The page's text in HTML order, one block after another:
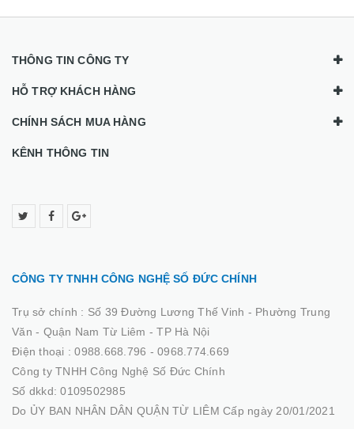
THÔNG TIN CÔNG TY
HỖ TRỢ KHÁCH HÀNG
CHÍNH SÁCH MUA HÀNG
KÊNH THÔNG TIN
CÔNG TY TNHH CÔNG NGHỆ SỐ ĐỨC CHÍNH
Trụ sở chính : Số 39 Đường Lương Thế Vinh - Phường Trung
Văn - Quận Nam Từ Liêm - TP Hà Nội
Điện thoại :0988.668.796 - 0968.774.669
Công ty TNHH Công Nghệ Số Đức Chính
Số dkkd: 0109502985
Do ỦY BAN NHÂN DÂN QUẬN TỪ LIÊM Cấp ngày 20/01/2021